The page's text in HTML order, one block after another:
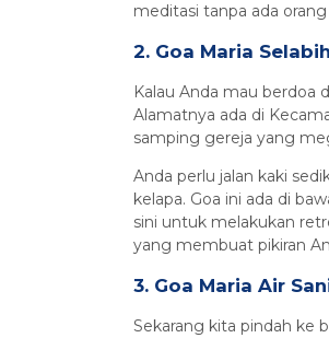
meditasi tanpa ada
2. Goa Maria
Kalau Anda mau berdoa
Alamatnya ada di
samping gereja yang
Anda perlu jalan kaki
kelapa. Goa ini ada di
sini untuk melakukan
yang membuat pikiran
3. Goa Maria Air
Sekarang kita pindah ke